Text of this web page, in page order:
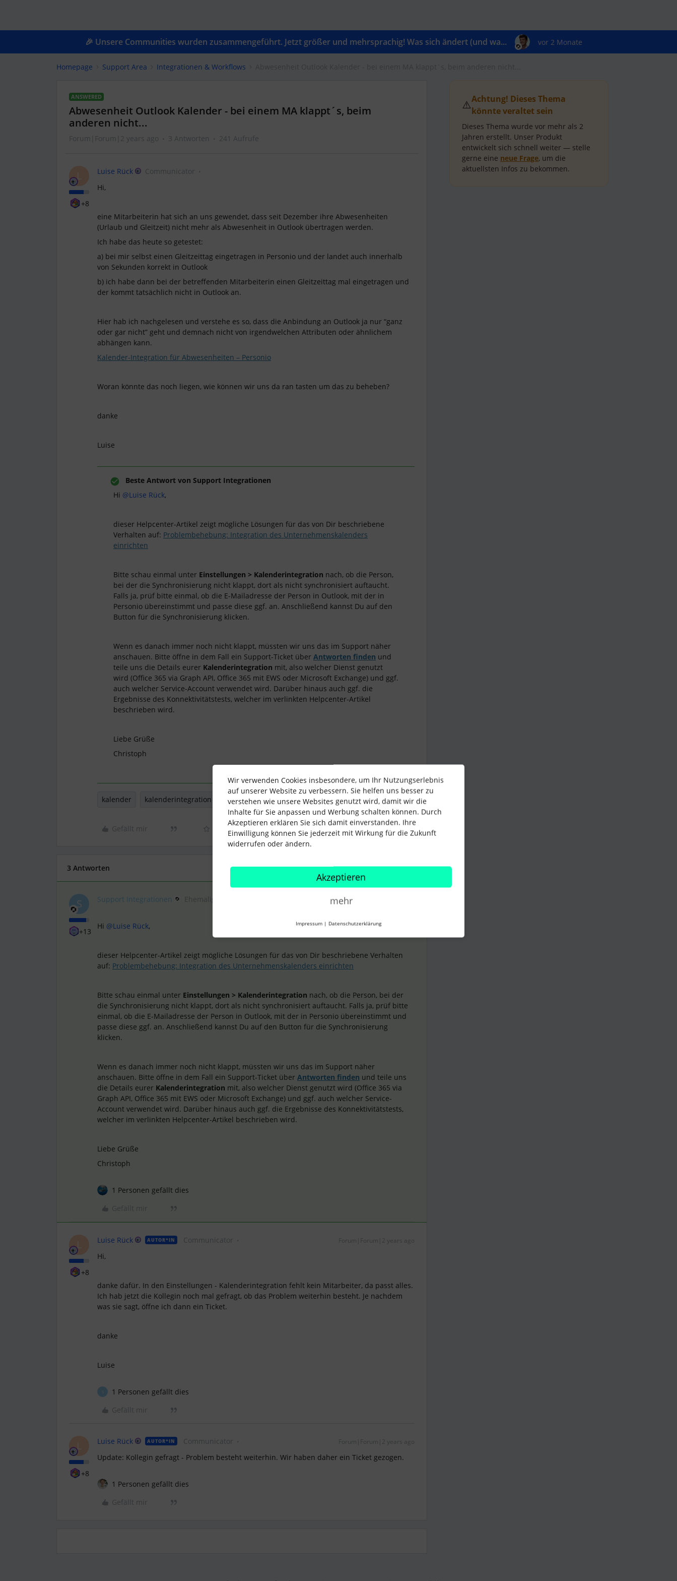
🎉 Unsere Communities wurden zusammengeführt. Jetzt größer und mehrsprachig! Was sich ändert (und wa... vor 2 Monate
Homepage Support Area Integrationen & Workflows
ANSWERED
Abwesenheit Outlook Kalender - bei einem MA klappt´s, beim
anderen nicht...
Forum|Forum|2 years ago 3 Antworten 241 Aufrufe
L
+8
Luise Rück
Communicator
Hi,
eine Mitarbeiterin hat sich an uns gewendet, dass seit Dezember ihre Abwesenheiten
(Urlaub und Gleitzeit) nicht mehr als Abwesenheit in Outlook übertragen werden.
Ich habe das heute so getestet:
a) bei mir selbst einen Gleitzeittag eingetragen in Personio und der landet auch innerhalb
von Sekunden korrekt in Outlook
b) ich habe dann bei der betreffenden Mitarbeiterin einen Gleitzeittag mal eingetragen und
der kommt tatsächlich nicht in Outlook an.
Hier hab ich nachgelesen und verstehe es so, dass die Anbindung an Outlook ja nur “ganz
oder gar nicht” geht und demnach nicht von irgendwelchen Attributen oder ähnlichem
abhängen kann.
Kalender-Integration für Abwesenheiten – Personio
Woran könnte das noch liegen, wie können wir uns da ran tasten um das zu beheben?
danke
Luise
Beste Antwort von Support Integrationen
Hi @Luise Rück,
dieser Helpcenter-Artikel zeigt mögliche Lösungen für das von Dir beschriebene
Verhalten auf: Problembehebung: Integration des Unternehmenskalenders
einrichten
Bitte schau einmal unter Einstellungen > Kalenderintegration nach, ob die Person,
bei der die Synchronisierung nicht klappt, dort als nicht synchronisiert auftaucht.
Falls ja, prüf bitte einmal, ob die E-Mailadresse der Person in Outlook, mit der in
Personio übereinstimmt und passe diese ggf. an. Anschließend kannst Du auf den
Button für die Synchronisierung klicken.
Wenn es danach immer noch nicht klappt, müssten wir uns das im Support näher
anschauen. Bitte öffne in dem Fall ein Support-Ticket über Antworten finden und
teile uns die Details eurer Kalenderintegration mit, also welcher Dienst genutzt
wird (Office 365 via Graph API, Office 365 mit EWS oder Microsoft Exchange) und ggf.
auch welcher Service-Account verwendet wird. Darüber hinaus auch ggf. die
Ergebnisse des Konnektivitätstests, welcher im verlinkten Helpcenter-Artikel
beschrieben wird.
Liebe Grüße
Christoph
kalender kalenderintegration abwesenheiten Outlook
Gefällt mir Teilen
3 Antworten Älteste zuerst
S
+13
Support Integrationen ANTWORT
Hi @Luise Rück,
dieser Helpcenter-Artikel zeigt mögliche Lösungen für das von Dir beschriebene Verhalten
auf: Problembehebung: Integration des Unternehmenskalenders einrichten
Bitte schau einmal unter Einstellungen > Kalenderintegration nach, ob die Person, bei der
die Synchronisierung nicht klappt, dort als nicht synchronisiert auftaucht. Falls ja, prüf bitte
einmal, ob die E-Mailadresse der Person in Outlook, mit der in Personio übereinstimmt und
passe diese ggf. an. Anschließend kannst Du auf den Button für die Synchronisierung
klicken.
Wenn es danach immer noch nicht klappt, müssten wir uns das im Support näher
anschauen. Bitte öffne in dem Fall ein Support-Ticket über Antworten finden und teile uns
die Details eurer Kalenderintegration mit, also welcher Dienst genutzt wird (Office 365 via
Graph API, Office 365 mit EWS oder Microsoft Exchange) und ggf. auch welcher Service-
Account verwendet wird. Darüber hinaus auch ggf. die Ergebnisse des Konnektivitätstests,
welcher im verlinkten Helpcenter-Artikel beschrieben wird.
Liebe Grüße
Christoph
1 Personen gefällt dies
L
+8
Luise Rück AUTOR*IN Communicator Forum|Forum|2 years ago
Hi,
danke dafür. In den Einstellungen - Kalenderintegration fehlt kein Mitarbeiter, da passt alles.
Ich hab jetzt die Kollegin noch mal gefragt, ob das Problem weiterhin besteht. Je nachdem
was sie sagt, öffne ich dann ein Ticket.
danke
Luise
1 Personen gefällt dies
Gefällt mir
L
+8
Luise Rück AUTOR*IN Communicator Forum|Forum|2 years ago
Update: Kollegin gefragt - Problem besteht weiterhin. Wir haben daher ein Ticket gezogen.
1 Personen gefällt dies
Gefällt mir
⚠️Achtung! Dieses Thema
könnte veraltet sein
Dieses Thema wurde vor mehr als 2
Jahren erstellt. Unser Produkt
entwickelt sich schnell weiter — stelle
gerne eine neue Frage, um die
aktuellsten Infos zu bekommen.
Wir verwenden Cookies insbesondere, um Ihr Nutzungserlebnis
auf unserer Website zu verbessern. Sie helfen uns besser zu
verstehen wie unsere Websites genutzt wird, damit wir die
Inhalte für Sie anpassen und Werbung schalten können. Durch
Akzeptieren erklären Sie sich damit einverstanden. Ihre
Einwilligung können Sie jederzeit mit Wirkung für die Zukunft
widerrufen oder ändern.
Akzeptieren
mehr
Impressum | Datenschutzerklärung